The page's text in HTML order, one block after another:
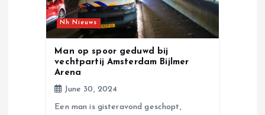
Nh Nieuws
Man op spoor geduwd bij
vechtpartij Amsterdam Bijlmer
Arena
June 30, 2024
Een man is gisteravond geschopt,